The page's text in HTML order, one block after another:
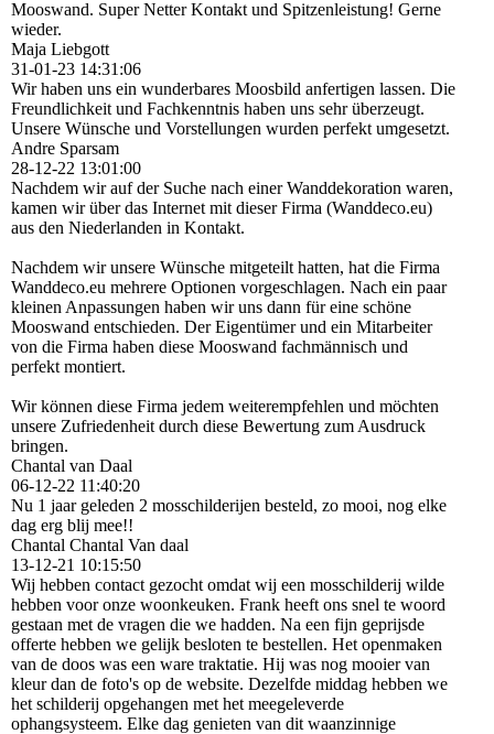
Mooswand. Super Netter Kontakt und Spitzenleistung! Gerne
wieder.
Maja Liebgott
31-01-23 14:31:06
Wir haben uns ein wunderbares Moosbild anfertigen lassen. Die
Freundlichkeit und Fachkenntnis haben uns sehr überzeugt.
Unsere Wünsche und Vorstellungen wurden perfekt umgesetzt.
Andre Sparsam
28-12-22 13:01:00
Nachdem wir auf der Suche nach einer Wanddekoration waren,
kamen wir über das Internet mit dieser Firma (Wanddeco.eu)
aus den Niederlanden in Kontakt.
Nachdem wir unsere Wünsche mitgeteilt hatten, hat die Firma
Wanddeco.eu mehrere Optionen vorgeschlagen. Nach ein paar
kleinen Anpassungen haben wir uns dann für eine schöne
Mooswand entschieden. Der Eigentümer und ein Mitarbeiter
von die Firma haben diese Mooswand fachmännisch und
perfekt montiert.
Wir können diese Firma jedem weiterempfehlen und möchten
unsere Zufriedenheit durch diese Bewertung zum Ausdruck
bringen.
Chantal van Daal
06-12-22 11:40:20
Nu 1 jaar geleden 2 mosschilderijen besteld, zo mooi, nog elke
dag erg blij mee!!
Chantal Chantal Van daal
13-12-21 10:15:50
Wij hebben contact gezocht omdat wij een mosschilderij wilde
hebben voor onze woonkeuken. Frank heeft ons snel te woord
gestaan met de vragen die we hadden. Na een fijn geprijsde
offerte hebben we gelijk besloten te bestellen. Het openmaken
van de doos was een ware traktatie. Hij was nog mooier van
kleur dan de foto's op de website. Dezelfde middag hebben we
het schilderij opgehangen met het meegeleverde
ophangsysteem. Elke dag genieten van dit waanzinnige